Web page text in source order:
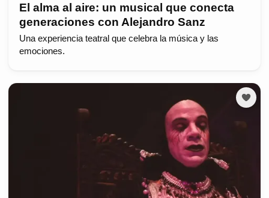
El alma al aire: un musical que conecta
generaciones con Alejandro Sanz
Una experiencia teatral que celebra la música y las
emociones.